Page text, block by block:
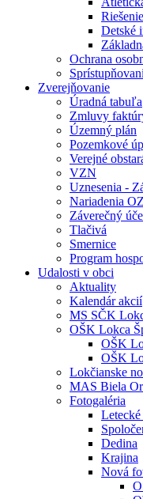
Detské
Ochrana
Zverejňovanie
Úradná tabuľa
Zmluvy
Územný plán
Pozemkové
Verejné
VZN
Uznesenia -
Nariadenia OZ
Záverečný
Tlačivá
Smernice
Program
Udalosti v obci
Aktuality
Kalendár akcií
MS SČK
OŠK Lokca
OŠK
OŠK
Lokčianske
MAS Biela
Fotogaléria
Dedina
Krajina
Nová